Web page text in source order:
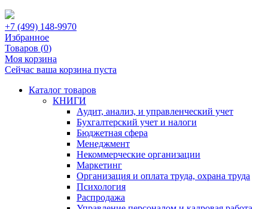
+7 (499) 148-9970
Избранное
Товаров (0)
Моя корзина
Сейчас ваша корзина пуста
Каталог товаров
КНИГИ
Аудит, анализ, и управленческий учет
Бухгалтерский учет и налоги
Бюджетная сфера
Менеджмент
Некоммерческие организации
Маркетинг
Организация и оплата труда, охрана труда
Психология
Распродажа